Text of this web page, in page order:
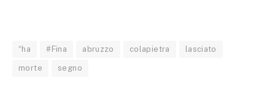
“ha #Fina abruzzo colapietra lasciato
morte segno